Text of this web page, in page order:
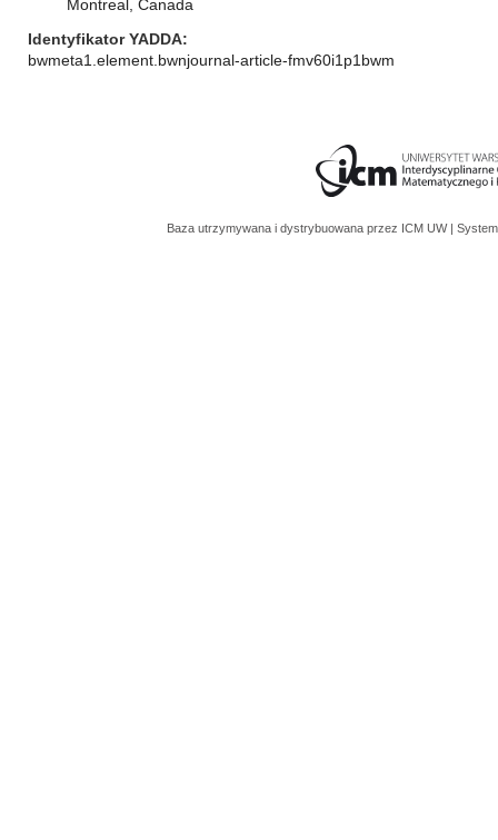
Montreal, Canada
Identyfikator YADDA
bwmeta1.element.bwnjournal-article-fmv60i1p1bwm
Baza utrzymywana i dystrybuowana przez ICM UW |